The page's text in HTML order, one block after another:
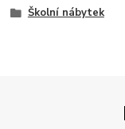
Školní nábytek